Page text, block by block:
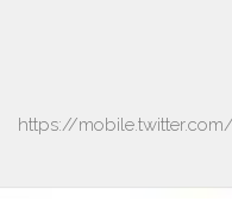
https://